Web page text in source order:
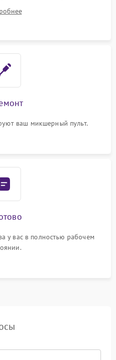
ваш микшерный пульт.
у вас в полностью рабочем